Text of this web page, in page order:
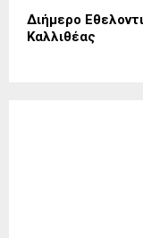
Διήμερο
Καλλιθέας